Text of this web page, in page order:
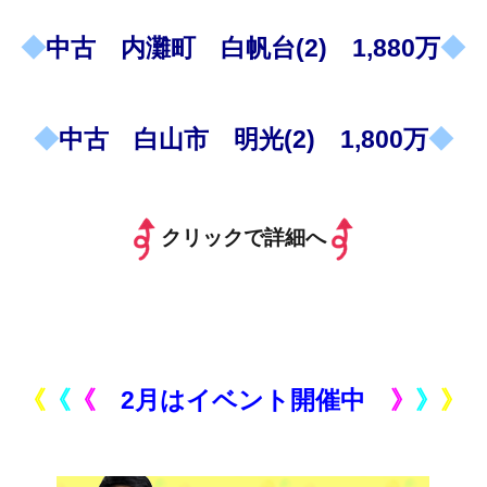
◆中古 内灘町 白帆台(2) 1,880万◆
◆中古 白山市 明光(2) 1,800万◆
クリックで詳細へ
《 《 《2月はイベント開催中 》 》 》